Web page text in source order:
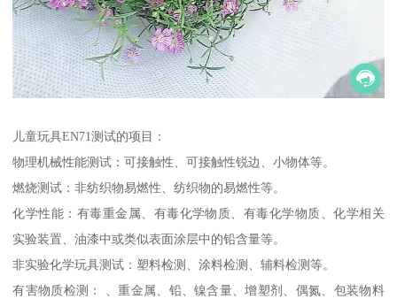
儿童玩具EN71测试的项目：
物理机械性能测试：可接触性、可接触性锐边、小物体等。
燃烧测试：非纺织物易燃性、纺织物的易燃性等。
化学性能：有毒重金属、有毒化学物质、有毒化学物质、化学相关
实验装置、油漆中或类似表面涂层中的铅含量等。
非实验化学玩具测试：塑料检测、涂料检测、辅料检测等。
有害物质检测： 、重金属、铅、镍含量、增塑剂、偶氮、包装物料